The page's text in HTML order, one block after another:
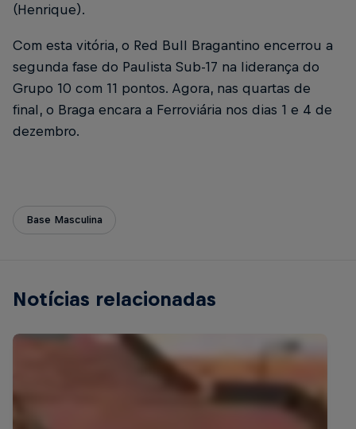
(Henrique).
Com esta vitória, o Red Bull Bragantino encerrou a
segunda fase do Paulista Sub-17 na liderança do
Grupo 10 com 11 pontos. Agora, nas quartas de
final, o Braga encara a Ferroviária nos dias 1 e 4 de
dezembro.
Base Masculina
Notícias relacionadas